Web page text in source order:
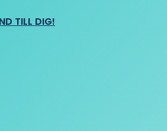
TILL DIG!